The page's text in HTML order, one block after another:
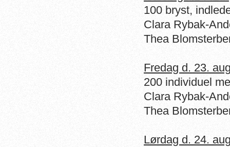
100 bryst,
Clara Rybak-
Thea
Fredag d. 23.
200 individuel
Clara Rybak-
Thea
Lørdag d. 24.